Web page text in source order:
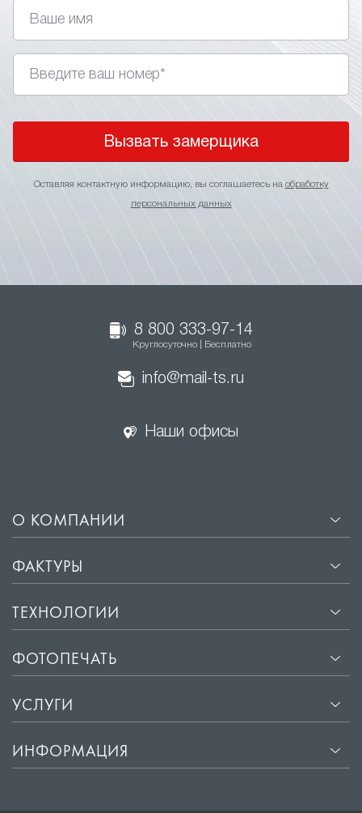
Вызвать замерщика
Оставляя контактную информацию, вы соглашаетесь на обработку
персональных данных
8 800 333-97-14
Круглосуточно | Бесплатно
info@mail-ts.ru
Наши офисы
О КОМПАНИИ
ФАКТУРЫ
ТЕХНОЛОГИИ
ФОТОПЕЧАТЬ
УСЛУГИ
ИНФОРМАЦИЯ